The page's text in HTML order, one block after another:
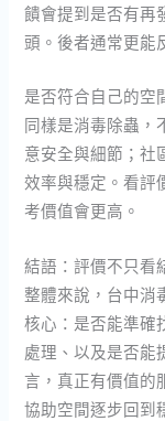
饋會提到是否有再
頭。後者通常更能
是否符合自己的空
同樣是消毒除蟲，
意安全與細節；社
效率與穩定。看評
考價值會更高。
結語：評價不只看
整體來說，台中消
核心：是否能準確
處理、以及是否能
言，真正有價值的
協助空間逐步回到